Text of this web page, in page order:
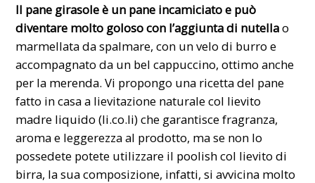
Il pane girasole è un pane incamiciato e può
diventare molto golosocon l’aggiunta di nutellao
marmellata da spalmare, con un velo di burro e
accompagnato da un bel cappuccino, ottimo anche
per la merenda. Vi propongo una ricetta del pane
fatto in casa a lievitazione naturale col lievito
madre liquido (li.co.li)che garantisce fragranza,
aroma e leggerezza al prodotto, ma se non lo
possedete potete utilizzare il poolishcol lievito di
birra, la sua composizione, infatti, si avvicina molto